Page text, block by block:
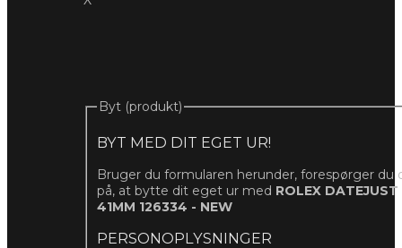
Byt (produkt)
BYT MED DIT EGET UR!
Bruger du formularen herunder, forespørger du
på, at bytte dit eget ur med ROLEX DATEJUST
41MM 126334 - NEW
PERSONOPLYSNINGER